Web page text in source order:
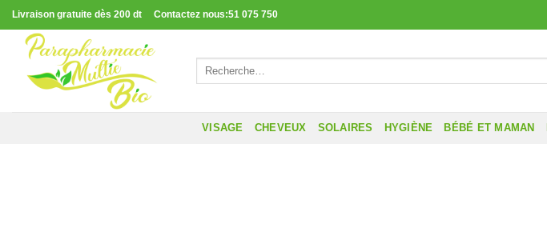
Passer
au
contenu
Livraison gratuite dès 200 dt Contactez nous:51 075 750
Recherche
VISAGE CHEVEUX SOLAIRES HYGIÈNE BÉBÉ ET MAMAN